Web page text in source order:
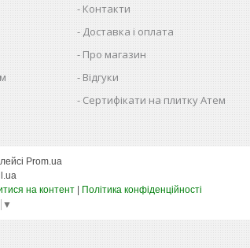
Контакти
Доставка і оплата
Про магазин
Відгуки
Сертифікати на плитку Атем
Prom.ua
на контент
Політика конфіденційності
▼